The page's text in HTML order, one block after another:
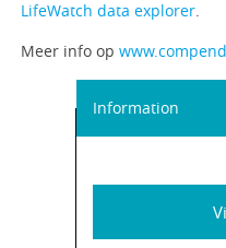
LifeWatch data explorer.
Meer info op
Information